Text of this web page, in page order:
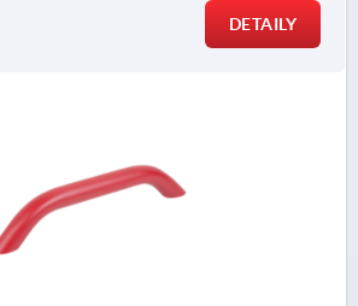
DETAILY